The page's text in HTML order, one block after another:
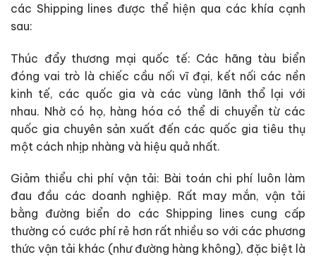
các Shipping lines được thể hiện qua các khía cạnh
sau:
Thúc đẩy thương mại quốc tế: Các hãng tàu biển
đóng vai trò là chiếc cầu nối vĩ đại, kết nối các nền
kinh tế, các quốc gia và các vùng lãnh thổ lại với
nhau. Nhờ có họ, hàng hóa có thể di chuyển từ các
quốc gia chuyên sản xuất đến các quốc gia tiêu thụ
một cách nhịp nhàng và hiệu quả nhất.
Giảm thiểu chi phí vận tải: Bài toán chi phí luôn làm
đau đầu các doanh nghiệp. Rất may mắn, vận tải
bằng đường biển do các Shipping lines cung cấp
thường có cước phí rẻ hơn rất nhiều so với các phương
thức vận tải khác (như đường hàng không), đặc biệt là